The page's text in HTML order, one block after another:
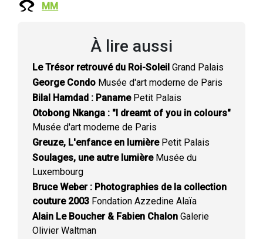
MM
À lire aussi
Le Trésor retrouvé du Roi-Soleil Grand Palais
George Condo Musée d'art moderne de Paris
Bilal Hamdad : PanamePetit Palais
Otobong Nkanga : "I dreamt of you in colours"
Musée d'art moderne de Paris
Greuze, L'enfance en lumièrePetit Palais
Soulages, une autre lumièreMusée du
Luxembourg
Bruce Weber : Photographies de la collection
couture 2003 Fondation Azzedine Alaïa
Alain Le Boucher & Fabien Chalon Galerie
Olivier Waltman